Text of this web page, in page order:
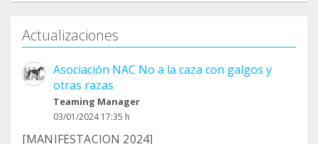
Actualizaciones
Asociación NAC No a la caza con galgos y
otras razas
Teaming Manager
03/01/2024 17:35 h
[MANIFESTACION 2024]